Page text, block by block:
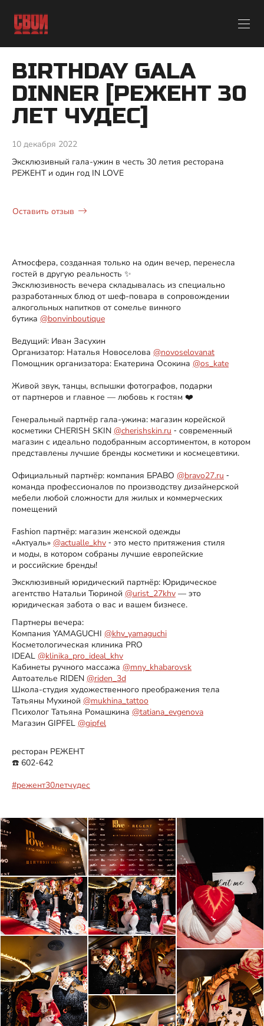
BIRTHDAY GALA
DINNER [РЕЖЕНТ 30
ЛЕТ ЧУДЕС]
10 декабря 2022
Эксклюзивный гала-ужин в честь 30 летия ресторана
РЕЖЕНТ и один год IN LOVE
Оставить отзыв
Атмосфера, созданная только на один вечер, перенесла
гостей в другую реальность ✨
Эксклюзивность вечера складывалась из специально
разработанных блюд от шеф-повара в сопровождении
алкогольных напитков от сомелье винного
бутика @bonvinboutique
Ведущий: Иван Засухин
Организатор: Наталья Новоселова @novoselovanat
Помощник организатора: Екатерина Осокина @os_kate
Живой звук, танцы, вспышки фотографов, подарки
от партнеров и главное — любовь к гостям ❤️
Генеральный партнёр гала-ужина: магазин корейской
косметики CHERISH SKIN @cherishskin.ru ⁃ современный
магазин с идеально подобранным ассортиментом, в котором
представлены лучшие бренды косметики и космецевтики.
Официальный партнёр: компания БРАВО @bravo27.ru ⁃
команда профессионалов по производству дизайнерской
мебели любой сложности для жилых и коммерческих
помещений
Fashion партнёр: магазин женской одежды
«Актуаль» @actualle_khv ⁃ это место притяжения стиля
и моды, в котором собраны лучшие европейские
и российские бренды!
Эксклюзивный юридический партнёр: Юридическое
агентство Натальи Тюриной @urist_27khv — это
юридическая забота о вас и вашем бизнесе.
Партнеры вечера:
Компания YAMAGUCHI @khv_yamaguchi
Косметологическая клиника PRO
IDEAL @klinika_pro_ideal_khv
Кабинеты ручного массажа @mny_khabarovsk
Автоателье RIDEN @riden_3d
Школа-студия художественного преображения тела
Татьяны Мухиной @mukhina_tattoo
Психолог Татьяна Ромашкина @tatiana_evgenova
Магазин GIPFEL @gipfel
ресторан РЕЖЕНТ
☎️ 602-642
#режент30летчудес